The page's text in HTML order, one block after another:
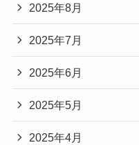
2025年8月
2025年7月
2025年6月
2025年5月
2025年4月